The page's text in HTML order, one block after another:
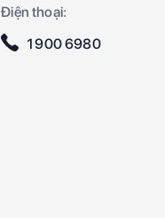
Điện thoại:
1900 6980